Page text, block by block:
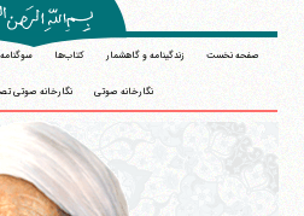
صفحه نخست زندگینامه و گاهشمار کتاب‌ها سوگنامه
نگارخانه صوتی نگارخانه صوتی